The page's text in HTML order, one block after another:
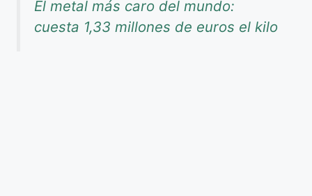
El metal más caro del mundo:
cuesta 1,33 millones de euros el kilo